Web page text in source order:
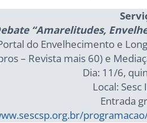
“Amarelitudes,
do Envelhecimento e
– Revista mais 60) e
Dia: 11/6,
Local: Sesc
Entrada